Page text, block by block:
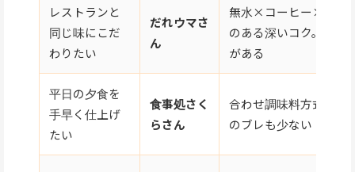
レストランと
同じ味にこだ
わりたい
だれウマさ
ん
無水×コーヒー×ザラ
のある深いコク。60分
がある
平日の夕食を
手早く仕上げ
たい
食事処さく
らさん
合わせ調味料方式で15
のブレも少ない